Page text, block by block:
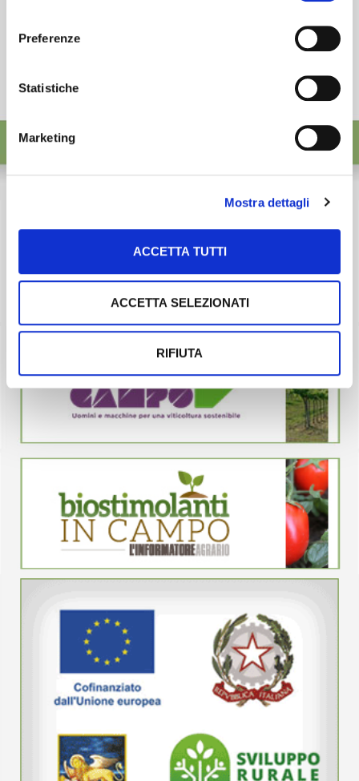
Preferenze
Statistiche
Marketing
Mostra dettagli
ACCETTA TUTTI
ACCETTA SELEZIONATI
RIFIUTA